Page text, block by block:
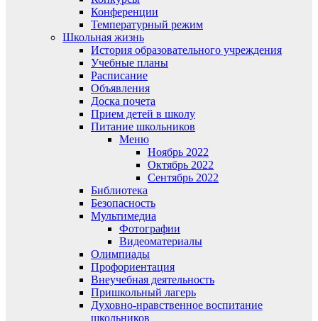
Конференции
Температурный режим
Школьная жизнь
История образовательного учреждения
Учебные планы
Расписание
Объявления
Доска почета
Прием детей в школу
Питание школьников
Меню
Ноябрь 2022
Октябрь 2022
Сентябрь 2022
Библиотека
Безопасность
Мультимедиа
Фотографии
Видеоматериалы
Олимпиады
Профориентация
Внеучебная деятельность
Пришкольный лагерь
Духовно-нравственное воспитание
школьников